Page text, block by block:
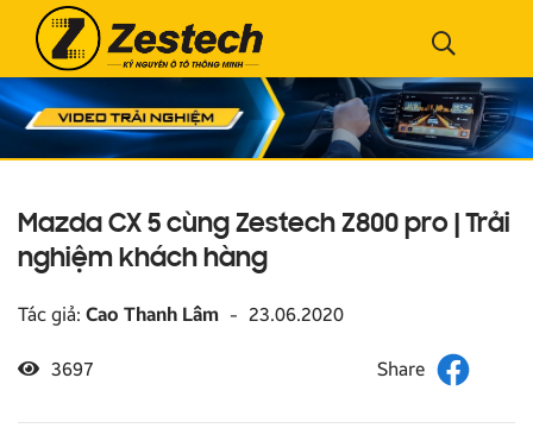
Mazda CX 5 cùng Zestech Z800 pro | Trải
nghiệm khách hàng
Tác giả: Cao Thanh Lâm - 23.06.2020
3697